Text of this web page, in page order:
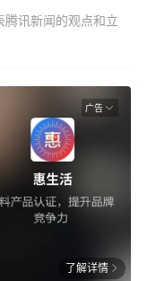
腾讯新闻的观点和立
广告
了解详情